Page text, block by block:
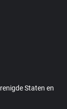
Staten en